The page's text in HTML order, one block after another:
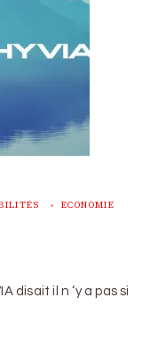
ECONOMIE
disait il n ‘y a pas si